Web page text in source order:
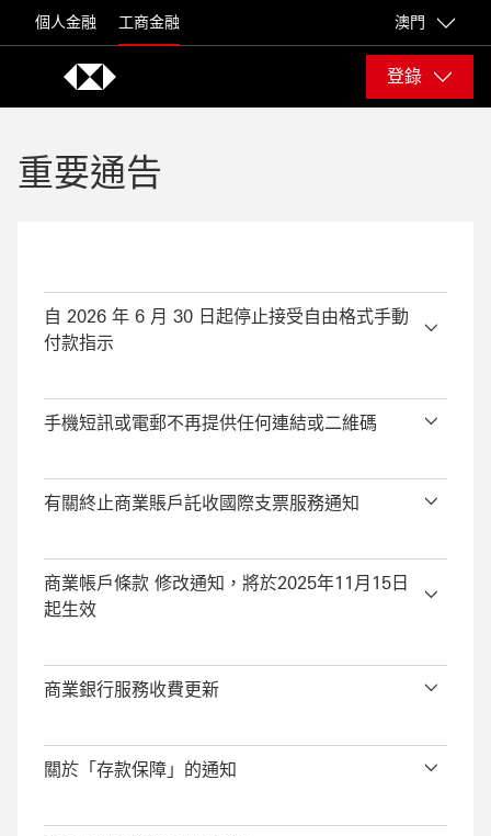
個人金融 工商金融 澳門
登錄
重要通告
自 2026 年 6 月 30 日起停止接受自由格式手動
付款指示
手機短訊或電郵不再提供任何連結或二維碼
有關終止商業賬戶託收國際支票服務通知
商業帳戶條款 修改通知，將於2025年11月15日
起生效
商業銀行服務收費更新
關於「存款保障」的通知